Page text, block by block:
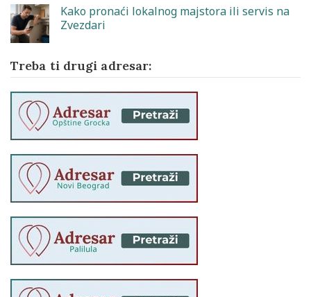
Kako pronaći lokalnog majstora ili servis na
Zvezdari
Treba ti drugi adresar: